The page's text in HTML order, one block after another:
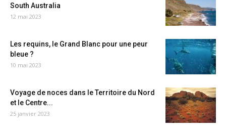
South Australia
12 mai 2023
Les requins, le Grand Blanc pour une peur
bleue ?
10 mai 2023
Voyage de noces dans le Territoire du Nord
et le Centre...
25 janvier 2023